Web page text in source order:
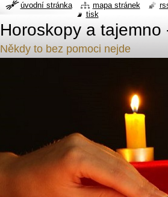
Horoskopy a
Někdy to bez pomoci nejde
úvodní stránka mapa stránek
tisk